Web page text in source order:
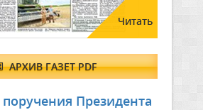
Читать
АРХИВ ГАЗЕТ PDF
Президента